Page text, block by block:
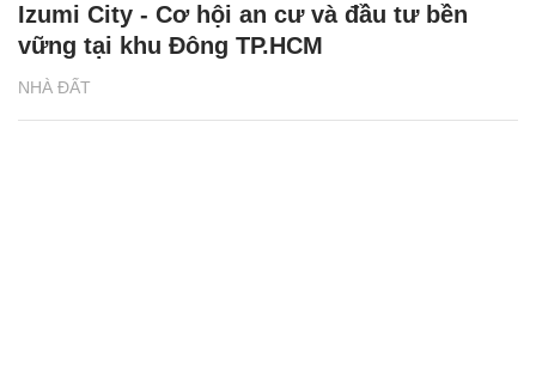
NHÀ ĐẤT
Izumi City - Cơ hội an cư và đầu tư bền
vững tại khu Đông TP.HCM